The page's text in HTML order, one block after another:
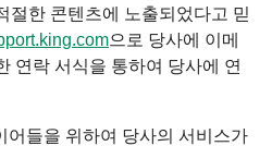
절한 콘텐츠에 노출되었다고 믿
으로 당사에 이메
연락 서식을 통하여 당사에 연
들을 위하여 당사의 서비스가